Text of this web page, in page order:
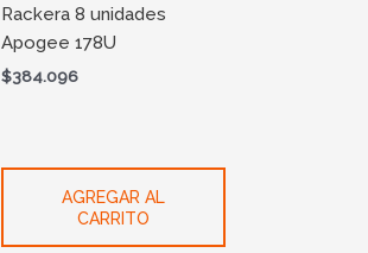
Rackera 8 unidades
Apogee 178U
$384.096
AGREGAR AL
CARRITO